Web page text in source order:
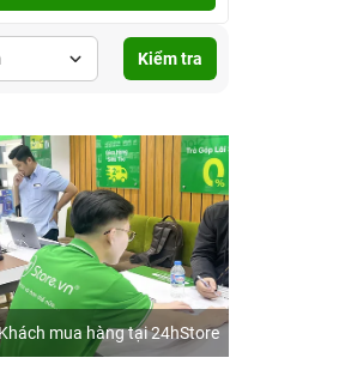
Kiểm tra
hàng tại 24hStore